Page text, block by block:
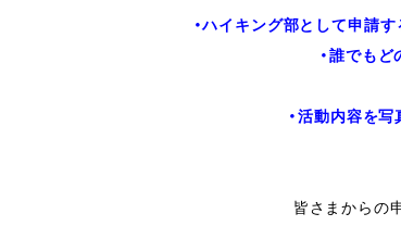
・ハイキング部として申請
・誰でも
・活動内容を
皆さまからの